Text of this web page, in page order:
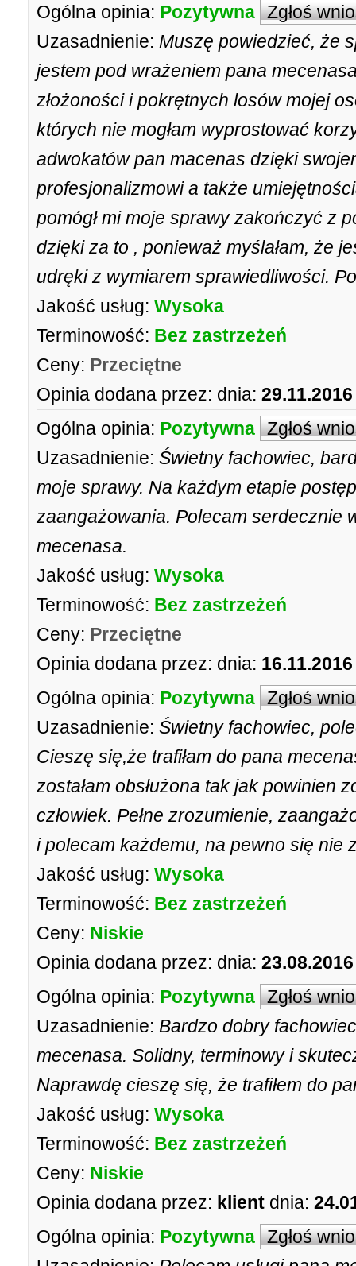
Ogólna opinia: Pozytywna Zgłoś
Uzasadnienie: Muszę powiedzieć, że
jestem pod wrażeniem pana
złożoności i pokrętnych losów mojej
których nie mogłam wyprostować
adwokatów pan macenas dzięki
profesjonalizmowi a także
pomógł mi moje sprawy zakończyć z
dzięki za to , ponieważ myślałam, że
udręki z wymiarem sprawiedliwości.
Jakość usług: Wysoka
Terminowość: Bez zastrzeżeń
Ceny: Przeciętne
Opinia dodana przez: dnia:
Ogólna opinia: Pozytywna Zgłoś
Uzasadnienie: Świetny fachowiec,
moje sprawy. Na każdym etapie
zaangażowania. Polecam serdecznie
mecenasa.
Jakość usług: Wysoka
Terminowość: Bez zastrzeżeń
Ceny: Przeciętne
Opinia dodana przez: dnia:
Ogólna opinia: Pozytywna Zgłoś
Uzasadnienie: Świetny fachowiec,
Cieszę się,że trafiłam do pana
zostałam obsłużona tak jak powinien
człowiek. Pełne zrozumienie,
i polecam każdemu, na pewno się nie
Jakość usług: Wysoka
Terminowość: Bez zastrzeżeń
Ceny: Niskie
Opinia dodana przez: dnia:
Ogólna opinia: Pozytywna Zgłoś
Uzasadnienie: Bardzo dobry
mecenasa. Solidny, terminowy i
Naprawdę cieszę się, że trafiłem do
Jakość usług: Wysoka
Terminowość: Bez zastrzeżeń
Ceny: Niskie
Opinia dodana przez: klient dnia:
Ogólna opinia: Pozytywna Zgłoś